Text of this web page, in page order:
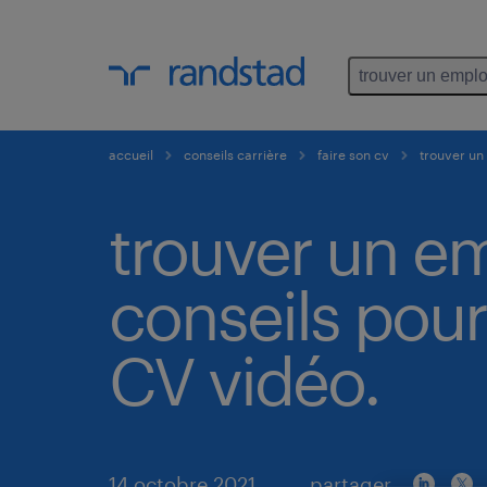
trouver un
accueil conseils carrière faire son cv trouver un
trouver un
conseils
CV vidéo.